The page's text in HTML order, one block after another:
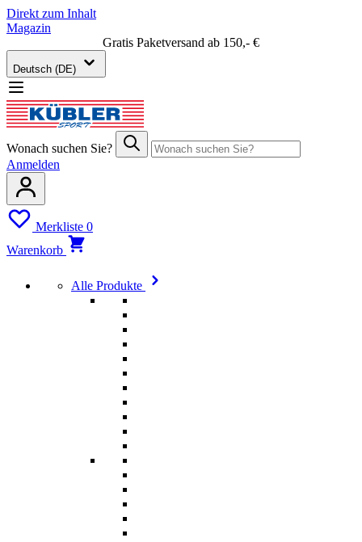
Direkt zum Inhalt
Magazin
Gratis Paketversand ab 150,- €
Deutsch (DE)
Wonach suchen Sie?
Anmelden
Merkliste 0
Warenkorb
Alle Produkte